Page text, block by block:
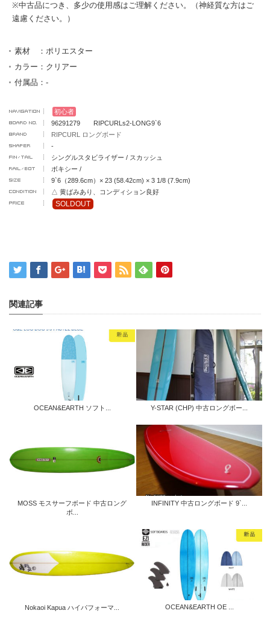
※中古品につき、多少の使用感はご理解ください。（神経質な方はご
遠慮ください。）
素材 ：ポリエスター
カラー：クリアー
付属品：-
初心者
96291279 RIPCURLs2-LONG9`6
RIPCURL ロングボード
-
シングルスタビライザー / スカッシュ
ボキシー /
9`6（289.6cm）× 23 (58.42cm) × 3 1/8 (7.9cm)
△ 黄ばみあり、コンディション良好
SOLDOUT
関連記事
OCEAN&EARTH ソフト... Y-STAR (CHP) 中古ロングボー...
MOSS モスサーフボード 中古ロング
ボ...
INFINITY 中古ロングボード 9`...
Nokaoi Kapua ハイパフォーマ... OCEAN&EARTH OE ...